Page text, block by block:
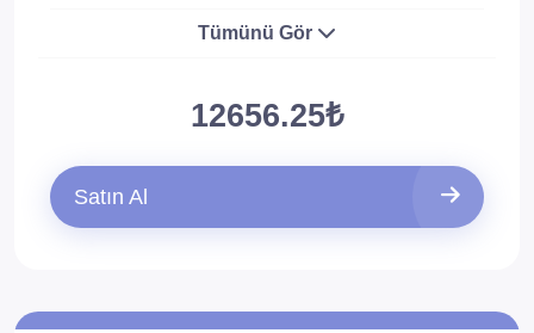
Tümünü Gör
12656.25₺
Satın Al